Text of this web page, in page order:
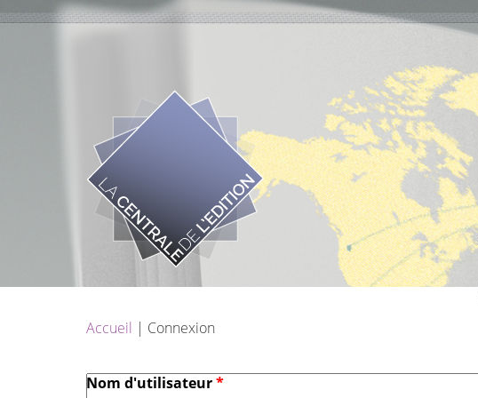
Aller au contenu principal
Vous êtes ici
Accueil Connexion
Nom d'utilisateur*